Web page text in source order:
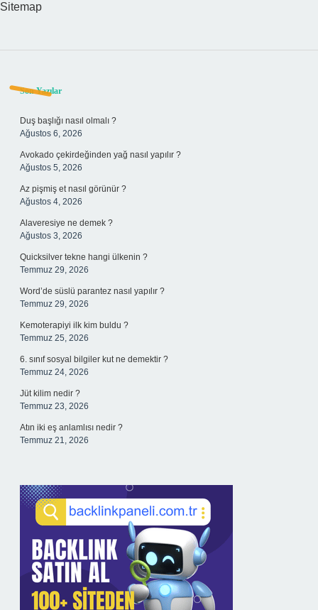
Sitemap
Sidebar
Son Yazılar
Duş başlığı nasıl olmalı ?
Ağustos 6, 2026
Avokado çekirdeğinden yağ nasıl yapılır ?
Ağustos 5, 2026
Az pişmiş et nasıl görünür ?
Ağustos 4, 2026
Alaveresiye ne demek ?
Ağustos 3, 2026
Quicksilver tekne hangi ülkenin ?
Temmuz 29, 2026
Word’de süslü parantez nasıl yapılır ?
Temmuz 29, 2026
Kemoterapiyi ilk kim buldu ?
Temmuz 25, 2026
6. sınıf sosyal bilgiler kut ne demektir ?
Temmuz 24, 2026
Jüt kilim nedir ?
Temmuz 23, 2026
Atın iki eş anlamlısı nedir ?
Temmuz 21, 2026